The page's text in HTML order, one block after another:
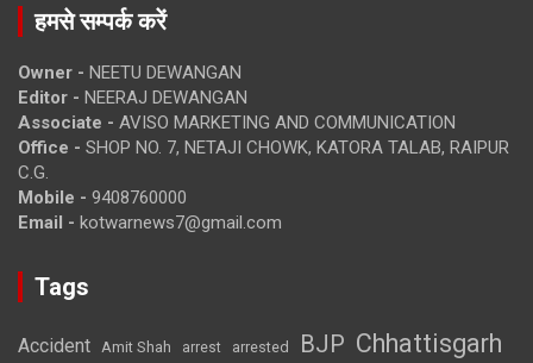
हमसे सम्पर्क करें
Owner - NEETU DEWANGAN
Editor - NEERAJ DEWANGAN
Associate - AVISO MARKETING AND COMMUNICATION
Office - SHOP NO. 7, NETAJI CHOWK, KATORA TALAB, RAIPUR
C.G.
Mobile - 9408760000
Email - kotwarnews7@gmail.com
Tags
Accident Amit Shah arrest arrested BJP Chhattisgarh